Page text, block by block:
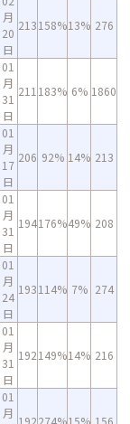
月
20
日
213158%13% 276
01
月
31
日
211 183% 6% 1860
01
月
17
日
206 92% 14% 213
01
月
31
日
194176%49% 208
01
月
24
日
193114% 7% 274
01
月
31
日
192149%14% 216
01
月
192274%15% 156